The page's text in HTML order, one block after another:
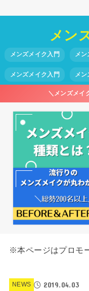
メン
メンズメイク入門 メ
メンズメイク入門 メ
＼メンズメイ
※本ページはプロモ
NEWS 2019.04.03